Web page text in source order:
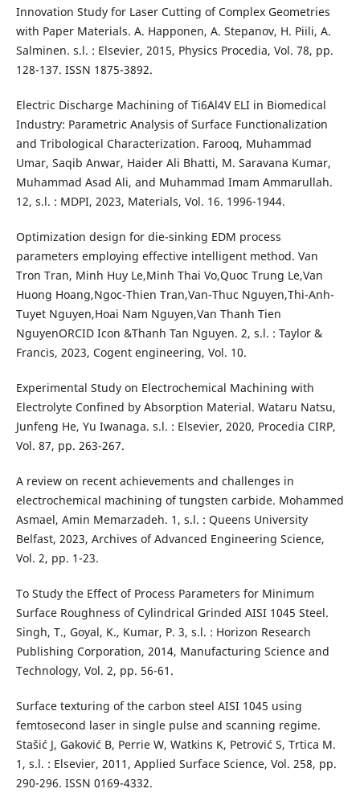
Innovation Study for Laser Cutting of Complex Geometries
with Paper Materials. A. Happonen, A. Stepanov, H. Piili, A.
Salminen. s.l. : Elsevier, 2015, Physics Procedia, Vol. 78, pp.
128-137. ISSN 1875-3892.
Electric Discharge Machining of Ti6Al4V ELI in Biomedical
Industry: Parametric Analysis of Surface Functionalization
and Tribological Characterization. Farooq, Muhammad
Umar, Saqib Anwar, Haider Ali Bhatti, M. Saravana Kumar,
Muhammad Asad Ali, and Muhammad Imam Ammarullah.
12, s.l. : MDPI, 2023, Materials, Vol. 16. 1996-1944.
Optimization design for die-sinking EDM process
parameters employing effective intelligent method. Van
Tron Tran, Minh Huy Le,Minh Thai Vo,Quoc Trung Le,Van
Huong Hoang,Ngoc-Thien Tran,Van-Thuc Nguyen,Thi-Anh-
Tuyet Nguyen,Hoai Nam Nguyen,Van Thanh Tien
NguyenORCID Icon &Thanh Tan Nguyen. 2, s.l. : Taylor &
Francis, 2023, Cogent engineering, Vol. 10.
Experimental Study on Electrochemical Machining with
Electrolyte Confined by Absorption Material. Wataru Natsu,
Junfeng He, Yu Iwanaga. s.l. : Elsevier, 2020, Procedia CIRP,
Vol. 87, pp. 263-267.
A review on recent achievements and challenges in
electrochemical machining of tungsten carbide. Mohammed
Asmael, Amin Memarzadeh. 1, s.l. : Queens University
Belfast, 2023, Archives of Advanced Engineering Science,
Vol. 2, pp. 1-23.
To Study the Effect of Process Parameters for Minimum
Surface Roughness of Cylindrical Grinded AISI 1045 Steel.
Singh, T., Goyal, K., Kumar, P. 3, s.l. : Horizon Research
Publishing Corporation, 2014, Manufacturing Science and
Technology, Vol. 2, pp. 56-61.
Surface texturing of the carbon steel AISI 1045 using
femtosecond laser in single pulse and scanning regime.
Stašić J, Gaković B, Perrie W, Watkins K, Petrović S, Trtica M.
1, s.l. : Elsevier, 2011, Applied Surface Science, Vol. 258, pp.
290-296. ISSN 0169-4332.